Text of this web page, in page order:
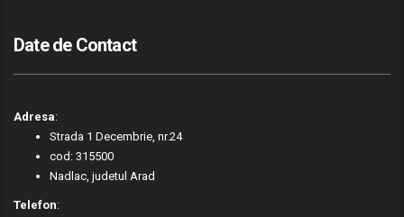
Date de Contact
Adresa:
Strada 1 Decembrie, nr.24
cod: 315500
Nadlac, judetul Arad
Telefon: